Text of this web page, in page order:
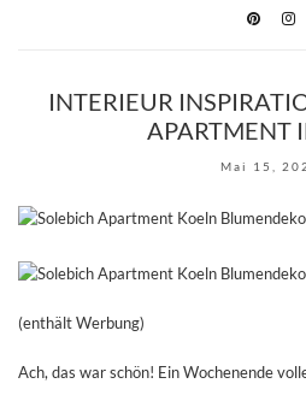
INTERIEUR
APARTMENT
Mai 15,
(enthält Werbung)
Ach, das war schön! Ein Wochenende